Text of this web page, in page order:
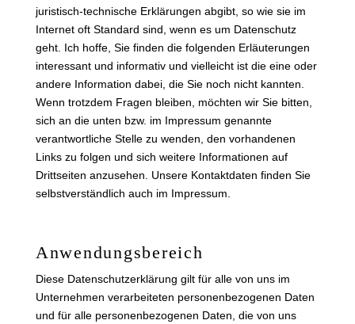
juristisch-technische Erklärungen abgibt, so wie sie im
Internet oft Standard sind, wenn es um Datenschutz
geht. Ich hoffe, Sie finden die folgenden Erläuterungen
interessant und informativ und vielleicht ist die eine oder
andere Information dabei, die Sie noch nicht kannten.
Wenn trotzdem Fragen bleiben, möchten wir Sie bitten,
sich an die unten bzw. im Impressum genannte
verantwortliche Stelle zu wenden, den vorhandenen
Links zu folgen und sich weitere Informationen auf
Drittseiten anzusehen. Unsere Kontaktdaten finden Sie
selbstverständlich auch im Impressum.
Anwendungsbereich
Diese Datenschutzerklärung gilt für alle von uns im
Unternehmen verarbeiteten personenbezogenen Daten
und für alle personenbezogenen Daten, die von uns